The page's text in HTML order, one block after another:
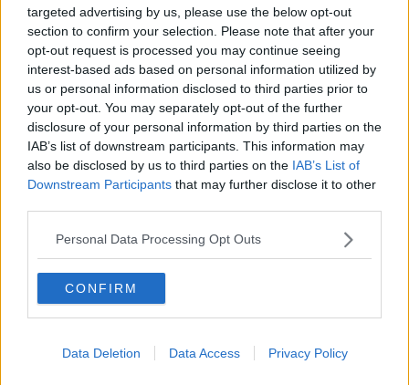
targeted advertising by us, please use the below opt-out
section to confirm your selection. Please note that after your
opt-out request is processed you may continue seeing
interest-based ads based on personal information utilized by
us or personal information disclosed to third parties prior to
your opt-out. You may separately opt-out of the further
disclosure of your personal information by third parties on the
IAB’s list of downstream participants. This information may
also be disclosed by us to third parties on the IAB’s List of
Downstream Participants that may further disclose it to other
Personal Data Processing Opt Outs
CONFIRM
Data Deletion Data Access Privacy Policy
​4 anni di Blog
Quando il silenzio è aggressivo
​Il passato, questo conosciuto!
​Clima ballerino e sbalzi d’umore
La maternità
​L’uomo o l’orso?
Non hanno un amico a teatro​
​Tutta una questione di rispetto
​Cose che ci esauriscono
​Vespa che passione!
​Lasciate ai vostri figli il diritto di piangere
​Parole d’amore regalate al vento
​Essere genitori di un adolescente
​Saper pazientare
​Venerdì emozionalmente sostenibile
Ma ti ascolti?
Contornati di persone che…
Che cos’è la dipendenza affettiva?